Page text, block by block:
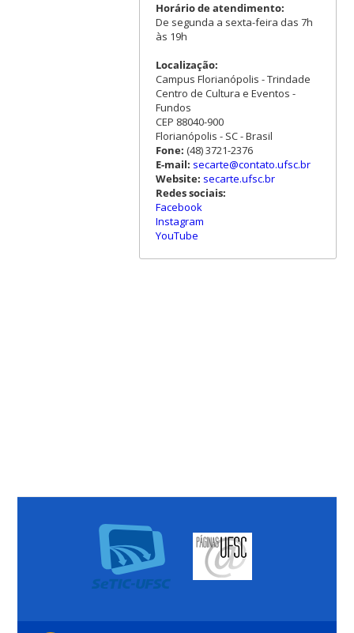
Horário de atendimento:
De segunda a sexta-feira das 7h
às 19h
Localização:
Campus Florianópolis - Trindade
Centro de Cultura e Eventos -
Fundos
CEP 88040-900
Florianópolis - SC - Brasil
Fone: (48) 3721-2376
E-mail: secarte@contato.ufsc.br
Website: secarte.ufsc.br
Redes sociais:
Facebook
Instagram
YouTube